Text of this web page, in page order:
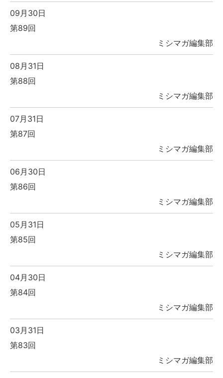
09月30日
第89回
ミシマガ編集部
08月31日
第88回
ミシマガ編集部
07月31日
第87回
ミシマガ編集部
06月30日
第86回
ミシマガ編集部
05月31日
第85回
ミシマガ編集部
04月30日
第84回
ミシマガ編集部
03月31日
第83回
ミシマガ編集部